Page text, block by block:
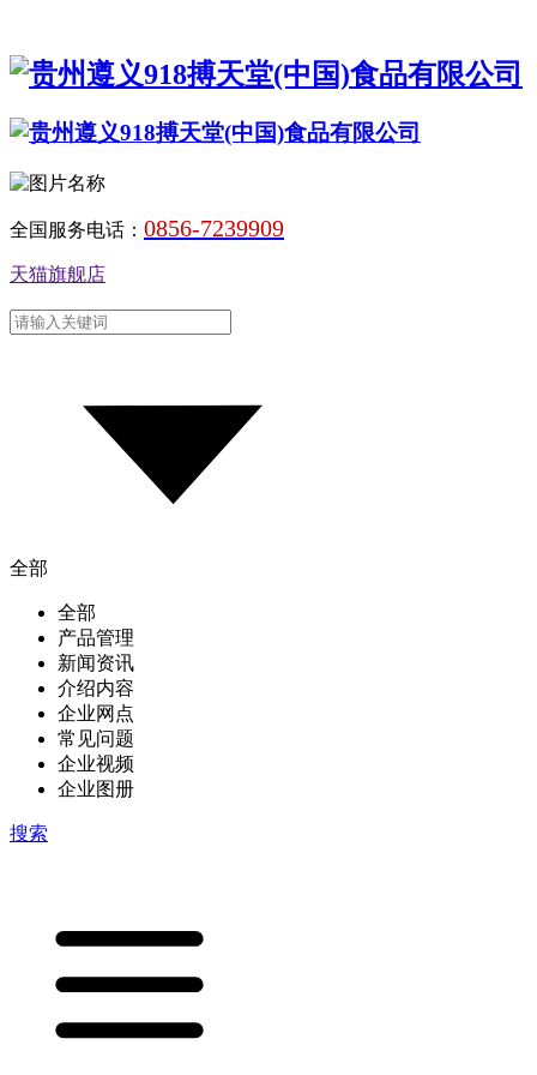
全国服务电话： 0856-7239909
天猫旗舰店
全部
全部
产品管理
新闻资讯
介绍内容
企业网点
常见问题
企业视频
企业图册
搜索